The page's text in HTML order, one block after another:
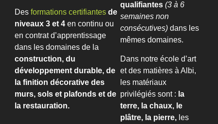
Des formations certifiantes de
niveaux 3 et 4 en continu ou
en contrat d’apprentissage
dans les domaines de la
construction, du
développement durable, de
la finition décorative des
murs, sols et plafonds et de
la restauration.
qualifiantes (3 à 6
semaines non
consécutives) dans les
mêmes domaines.
Dans notre école d’art
et des matières à Albi,
les matériaux
privilégiés sont : la
terre, la chaux, le
plâtre, la pierre, les